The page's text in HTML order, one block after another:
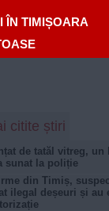
ÎN TIMIȘOARA
citite știri
de tatăl vitreg, un
sunat la poliție
din Timiș,
ilegal deșeuri și au